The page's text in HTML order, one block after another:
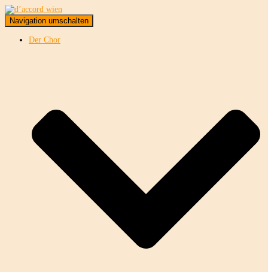
Navigation umschalten
Der Chor